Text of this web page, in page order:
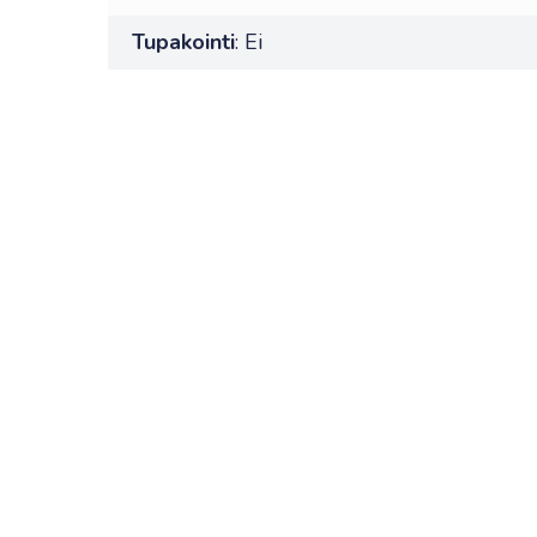
Tupakointi: Ei